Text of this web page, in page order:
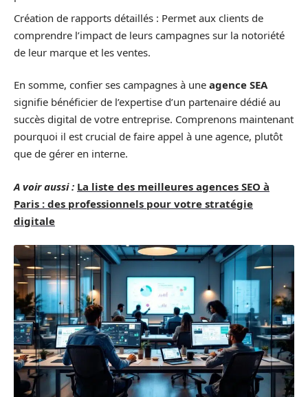
Création de rapports détaillés : Permet aux clients de
comprendre l’impact de leurs campagnes sur la notoriété
de leur marque et les ventes.
En somme, confier ses campagnes à une agence SEA
signifie bénéficier de l’expertise d’un partenaire dédié au
succès digital de votre entreprise. Comprenons maintenant
pourquoi il est crucial de faire appel à une agence, plutôt
que de gérer en interne.
A voir aussi : La liste des meilleures agences SEO à
Paris : des professionnels pour votre stratégie
digitale